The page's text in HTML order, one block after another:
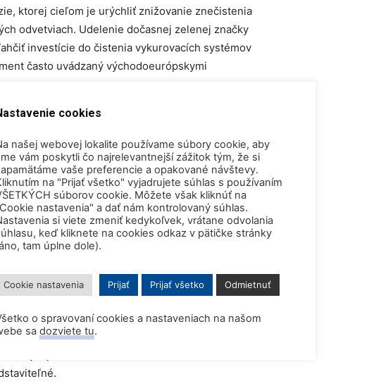
ktorej cieľom je urýchliť znižovanie znečistenia
odvetviach. Udelenie dočasnej zelenej značky
investície do čistenia vykurovacích systémov
často uvádzaný východoeurópskymi
že sa chcú spoliehať na reaktory v čistom
má tento dokument niekoľko úskalí:
čo síce narúša palivový cyklus, ale vzhľadom na
koláča” je na svetových trhoch dostupná a EU
skutočnosť nepodstatná.
tolerant fuel”, ktoré má byť používané v
životnosti (LTO). V tomto prípade to považujem
schválenými projektami do roku 2045 pre
vývoja a miliardové investície. Ich reálne
cookies
našej webovej lokalite používame súbory cookie, aby
vám poskytli čo najrelevantnejší zážitok tým, že si
vaše preferencie a opakované návštevy.
na "Prijať všetko" vyjadrujete súhlas s používaním
súborov cookie. Môžete však kliknúť na
nastavenia" a dať nám kontrolovaný súhlas.
si viete zmeniť kedykoľvek, vrátane odvolania
keď kliknete na cookies odkaz v pätičke stránky
tam úplne dole).
Cookie nastavenia Prijať Prijať všetko Odmietnuť
o spravovaní cookies a nastaveniach na našom
sa dozviete tu.